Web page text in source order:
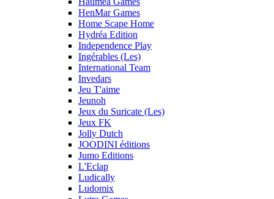
HenMar Games
Home Scape Home
Hydréa Edition
Independence Play
Ingérables (Les)
International Team
Invedars
Jeu T'aime
Jeunoh
Jeux du Suricate (Les)
Jeux FK
Jolly Dutch
JOODINI éditions
Jumo Editions
L'Eclap
Ludically
Ludomix